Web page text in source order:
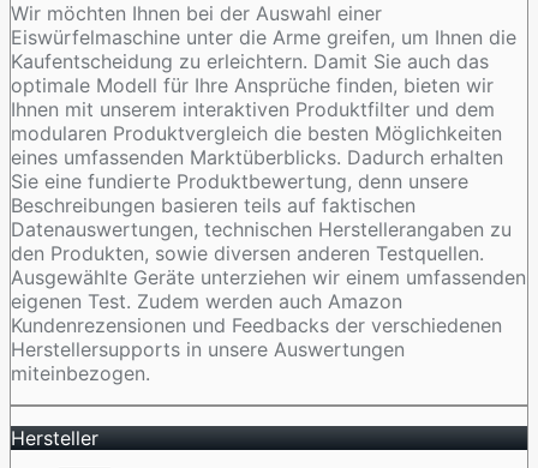
Wir möchten Ihnen bei der Auswahl einer
Eiswürfelmaschine unter die Arme greifen, um Ihnen die
Kaufentscheidung zu erleichtern. Damit Sie auch das
optimale Modell für Ihre Ansprüche finden, bieten wir
Ihnen mit unserem interaktiven Produktfilter und dem
modularen Produktvergleich die besten Möglichkeiten
eines umfassenden Marktüberblicks. Dadurch erhalten
Sie eine fundierte Produktbewertung, denn unsere
Beschreibungen basieren teils auf faktischen
Datenauswertungen, technischen Herstellerangaben zu
den Produkten, sowie diversen anderen Testquellen.
Ausgewählte Geräte unterziehen wir einem umfassenden
eigenen Test. Zudem werden auch Amazon
Kundenrezensionen und Feedbacks der verschiedenen
Herstellersupports in unsere Auswertungen
miteinbezogen.
Hersteller